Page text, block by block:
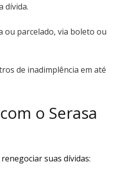
dívida.
ou parcelado, via boleto ou
de inadimplência em até
o Serasa
suas dívidas: